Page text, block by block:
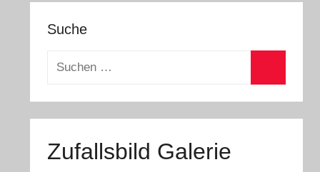
Suche
Suchen
Zufallsbild Galerie